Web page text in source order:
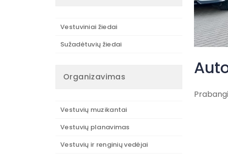
Vestuviniai žiedai
Sužadėtuvių žiedai
Organizavimas
Vestuvių muzikantai
Vestuvių planavimas
Vestuvių ir renginių vedėjai